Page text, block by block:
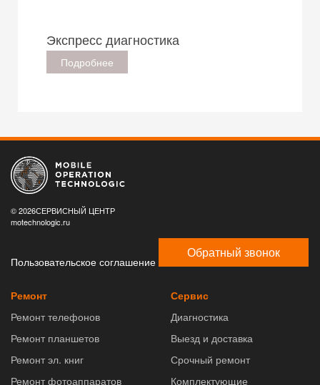
Экспресс диагностика
Подробнее
© 2026СЕРВИСНЫЙ ЦЕНТР
motechnologic.ru
Пользовательское соглашение
Обратный звонок
Ремонт
Ремонт телефонов
Ремонт планшетов
Ремонт эл. книг
Ремонт фотоаппаратов
Сервис
Диагностика
Выезд и доставка
Срочный ремонт
Комплектующие